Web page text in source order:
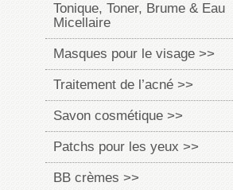
Tonique, Toner, Brume & Eau
Micellaire
Masques pour le visage >>
Traitement de l’acné >>
Savon cosmétique >>
Patchs pour les yeux >>
BB crèmes >>